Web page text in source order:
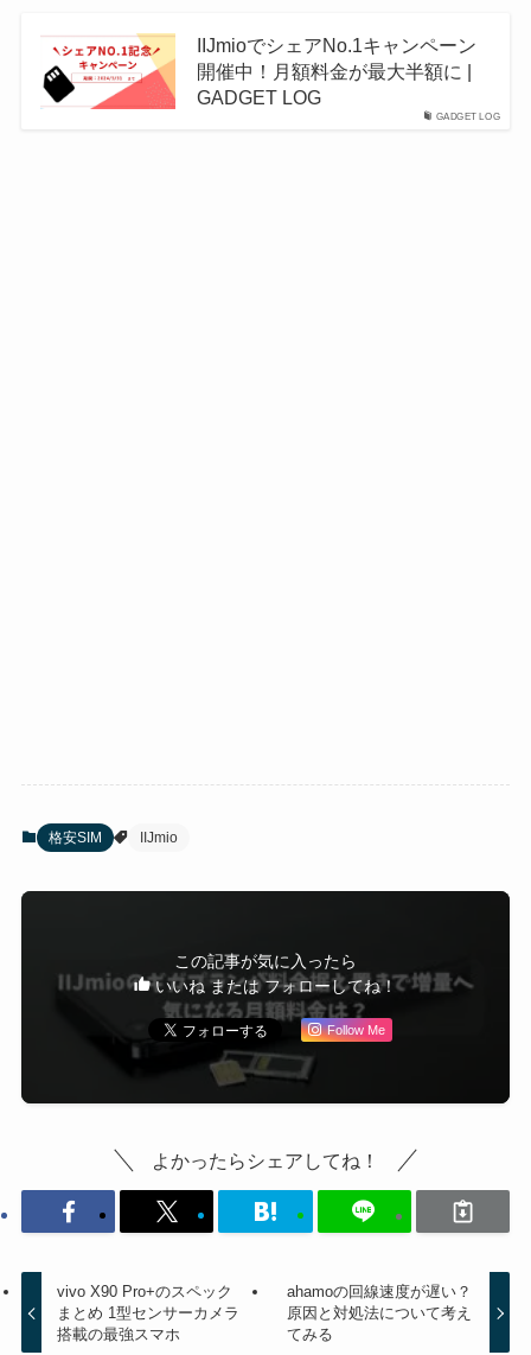
GADGET LOG
IIJmioでシェアNo.1キャンペーン
開催中！月額料金が最大半額に |
GADGET LOG
格安SIM IIJmio
この記事が気に入ったら
いいね または フォローしてね！
Follow Me
よかったらシェアしてね！
vivo X90 Pro+のスペック
まとめ 1型センサーカメラ
搭載の最強スマホ
ahamoの回線速度が遅い？
原因と対処法について考え
てみる